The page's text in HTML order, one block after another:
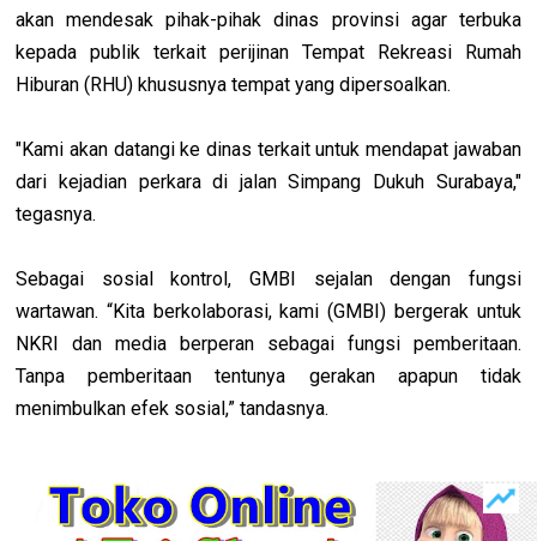
akan mendesak pihak-pihak dinas provinsi agar terbuka
kepada publik terkait perijinan Tempat Rekreasi Rumah
Hiburan (RHU) khususnya tempat yang dipersoalkan.
"Kami akan datangi ke dinas terkait untuk mendapat jawaban
dari kejadian perkara di jalan Simpang Dukuh Surabaya,"
tegasnya.
Sebagai sosial kontrol, GMBI sejalan dengan fungsi
wartawan. “Kita berkolaborasi, kami (GMBI) bergerak untuk
NKRI dan media berperan sebagai fungsi pemberitaan.
Tanpa pemberitaan tentunya gerakan apapun tidak
menimbulkan efek sosial,” tandasnya.